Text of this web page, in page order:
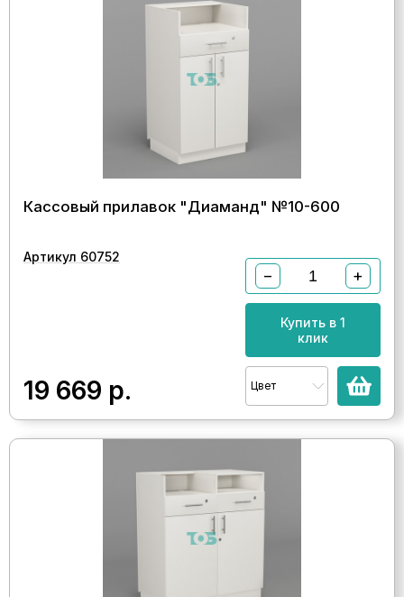
Кассовый прилавок "Диаманд" №10-600
Артикул 60752
19 669 р.
− +
Купить в 1
клик
Цвет